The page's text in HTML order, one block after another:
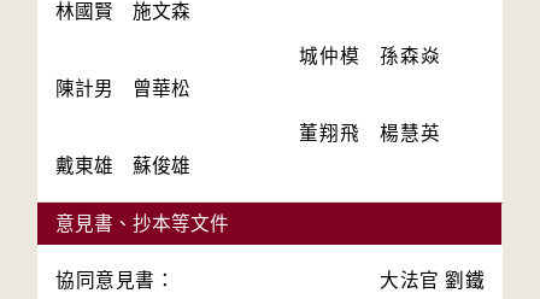
城仲模　孫森焱
董翔飛　楊慧英
意見書、抄本等文件
協同意見書： 大法官 劉鐵